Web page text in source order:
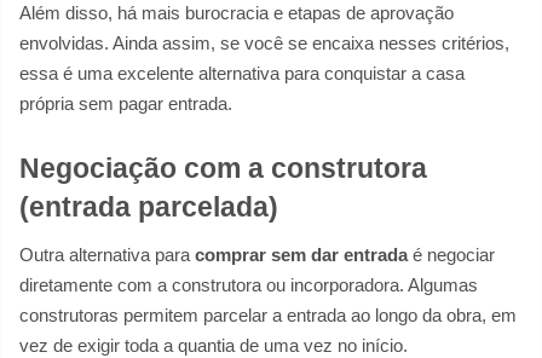
Além disso, há mais burocracia e etapas de aprovação
envolvidas. Ainda assim, se você se encaixa nesses critérios,
essa é uma excelente alternativa para conquistar a casa
própria sem pagar entrada.
Negociação com a construtora
(entrada parcelada)
Outra alternativa para comprar sem dar entradaé negociar
diretamente com a construtora ou incorporadora. Algumas
construtoras permitem parcelar a entrada ao longo da obra, em
vez de exigir toda a quantia de uma vez no início.